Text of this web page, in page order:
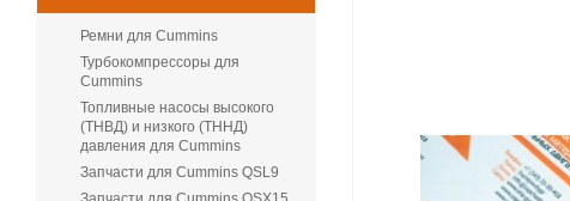
Ремни для Cummins
Турбокомпрессоры для
Сummins
Топливные насосы высокого
(ТНВД) и низкого (ТННД)
давления для Cummins
Запчасти для Cummins QSL9